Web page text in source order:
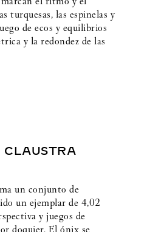
turquesas, las espinelas y
de ecos y equilibrios
y la redondez de las
CLAUSTRA
un conjunto de
un ejemplar de 4,02
y juegos de
doquier. El ónix se